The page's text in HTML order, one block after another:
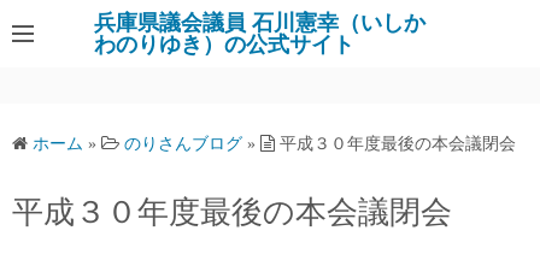
ン
ツ
ス
兵庫県議会議員 石川憲幸（いしか
わのりゆき）の公式サイト
ホーム » のりさんブログ » 平成３０年度最後の本会議閉会
平成３０年度最後の本会議閉会